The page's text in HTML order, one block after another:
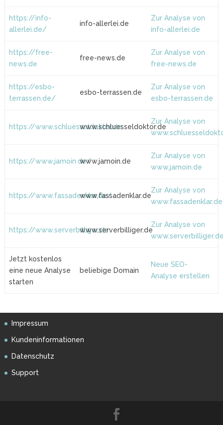
https://info-
allerlei.de/
info-allerlei.de
Zur Analyse von
info-allerlei.de
https://free-
news.de
free-news.de
Zur Analyse von
free-news.de
https://esbo-
terrassen.de/
esbo-terrassen.de
Zur Analyse von
esbo-terrassen.de
https://www.schluesseldoktor.dewww.schluesseldoktor.de
Zur Analyse von
https://www.jamoin.de/www.jamoin.de
Zur Analyse von
www.jamoin.de
https://www.fassadenklar.de/www.fassadenklar.de
Zur Analyse von
www.fassadenklar.de
https://www.serverbilliger.dewww.serverbilliger.de
Zur Analyse von
Jetzt kostenlos
eine neue Analyse
starten
beliebige Domain
Neue SEO-
Analyse erstellen
Impressum
Kundeninformationen
Datenschutz
Support